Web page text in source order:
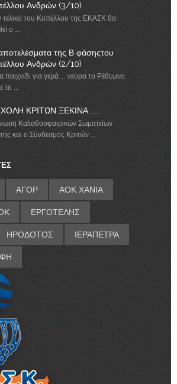
Ανδρών (3/10)
τελικό του Κυπέλλου της ΕΚΑΣΚ θα
ο ...
της Β φάσηςτου
Ανδρών (2/10)
παιχνίδι για γερά… νεύρα το Ρέθυμνο
τη ...
ΚΡΙΤΩΝ ΞΕΚΙΝΑ.......
Καλαθοσφαιρικών Σωματείων
και ο Σύνδεσμος Κριτών ...
ΑΓΟΡ ΑΟΚ ΧΑΝΙΑ
ΕΡΓΟΤΕΛΗΣ
ΗΡΟΔΟΤΟΣ ΙΕΡΑΠΕΤΡΑ